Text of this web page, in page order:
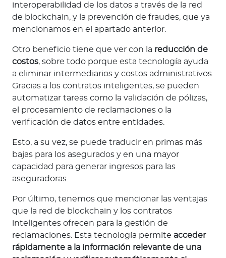
interoperabilidad de los datos a través de la red
de blockchain, y la prevención de fraudes, que ya
mencionamos en el apartado anterior.
Otro beneficio tiene que ver con la reducción de
costos, sobre todo porque esta tecnología ayuda
a eliminar intermediarios y costos administrativos.
Gracias a los contratos inteligentes, se pueden
automatizar tareas como la validación de pólizas,
el procesamiento de reclamaciones o la
verificación de datos entre entidades.
Esto, a su vez, se puede traducir en primas más
bajas para los asegurados y en una mayor
capacidad para generar ingresos para las
aseguradoras.
Por último, tenemos que mencionar las ventajas
que la red de blockchain y los contratos
inteligentes ofrecen para la gestión de
reclamaciones. Esta tecnología permite acceder
rápidamente a la información relevante de una